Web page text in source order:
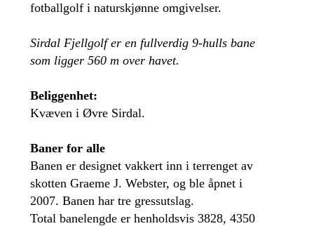
fotballgolf i naturskjønne omgivelser.
Sirdal Fjellgolf er en fullverdig 9-hulls bane
som ligger 560 m over havet.
Beliggenhet:
Kvæven i Øvre Sirdal.
Baner for alle
Banen er designet vakkert inn i terrenget av
skotten Graeme J. Webster, og ble åpnet i
2007. Banen har tre gressutslag.
Total banelengde er henholdsvis 3828, 4350